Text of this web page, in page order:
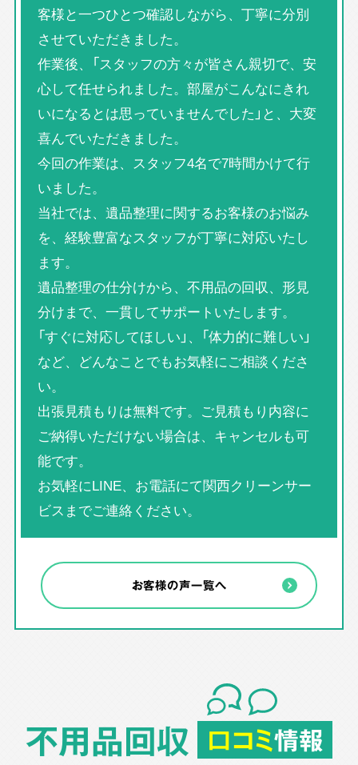
客様と一つひとつ確認しながら、丁寧に分別
させていただきました。
作業後、「スタッフの方々が皆さん親切で、安
心して任せられました。部屋がこんなにきれ
いになるとは思っていませんでした」と、大変
喜んでいただきました。
今回の作業は、スタッフ4名で7時間かけて行
いました。
当社では、遺品整理に関するお客様のお悩み
を、経験豊富なスタッフが丁寧に対応いたし
ます。
遺品整理の仕分けから、不用品の回収、形見
分けまで、一貫してサポートいたします。
「すぐに対応してほしい」、「体力的に難しい」
など、どんなことでもお気軽にご相談くださ
い。
出張見積もりは無料です。ご見積もり内容に
ご納得いただけない場合は、キャンセルも可
能です。
お気軽にLINE、お電話にて関西クリーンサー
ビスまでご連絡ください。
お客様の声一覧へ
不用品回収 口コミ情報